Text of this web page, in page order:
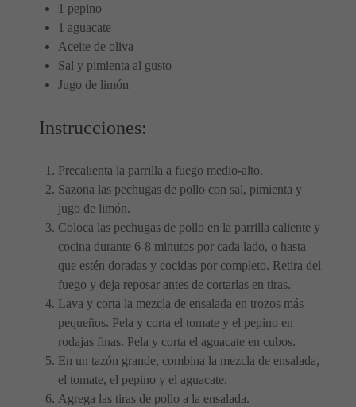
1 pepino
1 aguacate
Aceite de oliva
Sal y pimienta al gusto
Jugo de limón
Instrucciones:
Precalienta la parrilla a fuego medio-alto.
Sazona las pechugas de pollo con sal, pimienta y
jugo de limón.
Coloca las pechugas de pollo en la parrilla caliente y
cocina durante 6-8 minutos por cada lado, o hasta
que estén doradas y cocidas por completo. Retira del
fuego y deja reposar antes de cortarlas en tiras.
Lava y corta la mezcla de ensalada en trozos más
pequeños. Pela y corta el tomate y el pepino en
rodajas finas. Pela y corta el aguacate en cubos.
En un tazón grande, combina la mezcla de ensalada,
el tomate, el pepino y el aguacate.
Agrega las tiras de pollo a la ensalada.